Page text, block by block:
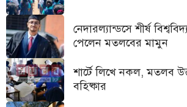
নেদারল্যান্ডসে শীর্ষ
পেলেন মতলবের মামুন
শার্টে লিখে নকল, মতলব
বহিষ্কার